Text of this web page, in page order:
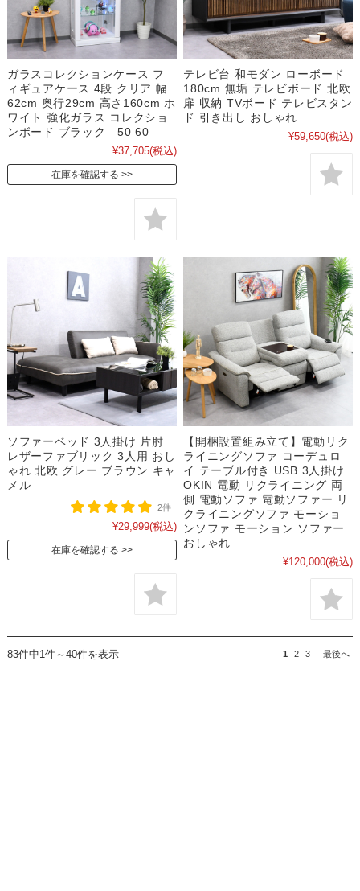
ガラスコレクションケース フ
ィギュアケース 4段 クリア 幅
62cm 奥行29cm 高さ160cm ホ
ワイト 強化ガラス コレクショ
ンボード ブラック 50 60
¥37,705(税込)
在庫を確認する
テレビ台 和モダン ローボード
180cm 無垢 テレビボード 北欧
扉 収納 TVボード テレビスタン
ド 引き出し おしゃれ
¥59,650(税込)
ソファーベッド 3人掛け 片肘
レザーファブリック 3人用 おし
ゃれ 北欧 グレー ブラウン キャ
メル
2件
¥29,999(税込)
在庫を確認する
【開梱設置組み立て】電動リク
ライニングソファ コーデュロ
イ テーブル付き USB 3人掛け
OKIN 電動 リクライニング 両
側 電動ソファ 電動ソファー リ
クライニングソファ モーショ
ンソファ モーション ソファー
おしゃれ
¥120,000(税込)
83件中1件～40件を表示 1 2 3 最後へ